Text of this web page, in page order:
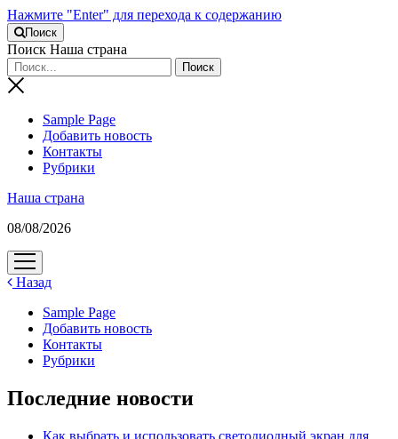
Нажмите "Enter" для перехода к содержанию
Поиск
Поиск Наша страна
Sample Page
Добавить новость
Контакты
Рубрики
Наша страна
08/08/2026
открыть
меню
Назад
Sample Page
Добавить новость
Контакты
Рубрики
Последние новости
Как выбрать и использовать светодиодный экран для